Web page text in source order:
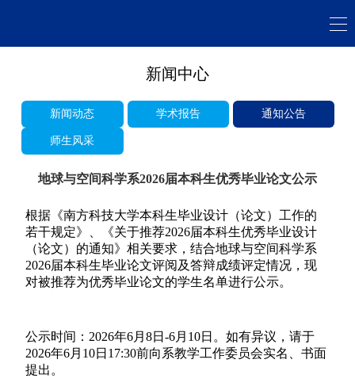
新闻中心
新闻动态 学术报告 通知公告
师生风采
地球与空间科学系2026届本科生优秀毕业论文公示
根据《南方科技大学本科生毕业设计（论文）工作的
若干规定》、《关于推荐2026届本科生优秀毕业设计
（论文）的通知》相关要求，结合地球与空间科学系
2026届本科生毕业论文评阅及答辩成绩评定情况，现
对被推荐为优秀毕业论文的学生名单进行公示。
公示时间： 2026年6月8日-6月 10日。如有异议，请于
2026年6月 10日 17:30前向系教学工作委员会实名、书面
提出。